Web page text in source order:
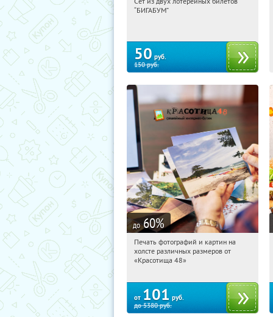
04:45:23 Купили:10116
“БИГАБУМ”
50 руб.
150руб.
до 60%
04:45:23 Купили:
Россия
Печать фотографий и картин на
холсте различных размеров от
«Красотища 48»
от 101 руб.
до5380руб.